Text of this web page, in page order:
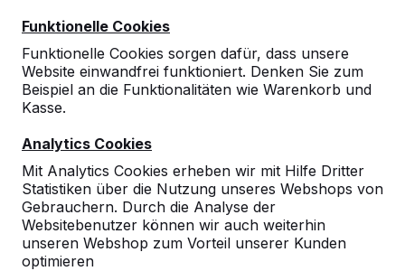
Funktionelle Cookies
Funktionelle Cookies sorgen dafür, dass unsere
Website einwandfrei funktioniert. Denken Sie zum
Beispiel an die Funktionalitäten wie Warenkorb und
Kasse.
Analytics Cookies
Mit Analytics Cookies erheben wir mit Hilfe Dritter
Statistiken über die Nutzung unseres Webshops von
Gebrauchern. Durch die Analyse der
Websitebenutzer können wir auch weiterhin
unseren Webshop zum Vorteil unserer Kunden
optimieren
9
Firma bezogen habe. Das Erscheinungsbild
und die Haptik sind sehr gut. Ich kann Sie
weiterempfehlen.
Michael Rödder
08-05-2025